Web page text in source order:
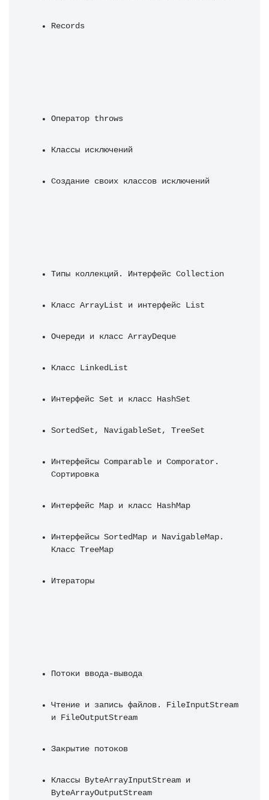
Records
Оператор throws
Классы исключений
Создание своих классов исключений
Типы коллекций. Интерфейс Collection
Класс ArrayList и интерфейс List
Очереди и класс ArrayDeque
Класс LinkedList
Интерфейс Set и класс HashSet
SortedSet, NavigableSet, TreeSet
Интерфейсы Comparable и Comporator.
Сортировка
Интерфейс Map и класс HashMap
Интерфейсы SortedMap и NavigableMap.
Класс TreeMap
Итераторы
Потоки ввода-вывода
Чтение и запись файлов. FileInputStream
и FileOutputStream
Закрытие потоков
Классы ByteArrayInputStream и
ByteArrayOutputStream